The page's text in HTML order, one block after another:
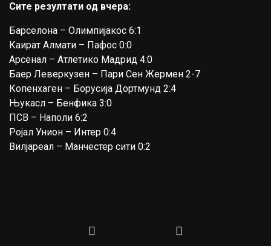
Сите резултати од вчера:
Барселона – Олимпијакос 6:1
Каират Алмати – Пафос 0:0
Арсенал – Атлетико Мадрид 4:0
Баер Леверкузен – Пари Сен Жермен 2-7
Копенхаген – Борусија Дортмунд 2:4
Њукасл – Бенфика 3:0
ПСВ – Наполи 6:2
Ројал Унион – Интер 0:4
Вилјареал – Манчестер сити 0:2